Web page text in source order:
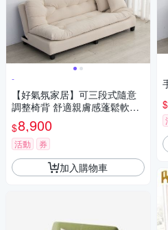
-
【好氣氛家居】可三段式隨意
調整椅背 舒適親膚感蓬鬆軟綿
科技絨布沙發床/免螺絲 快速拆
裝椅腳/單1色/運費另計
$8,900
活動 券
加入購物車
$